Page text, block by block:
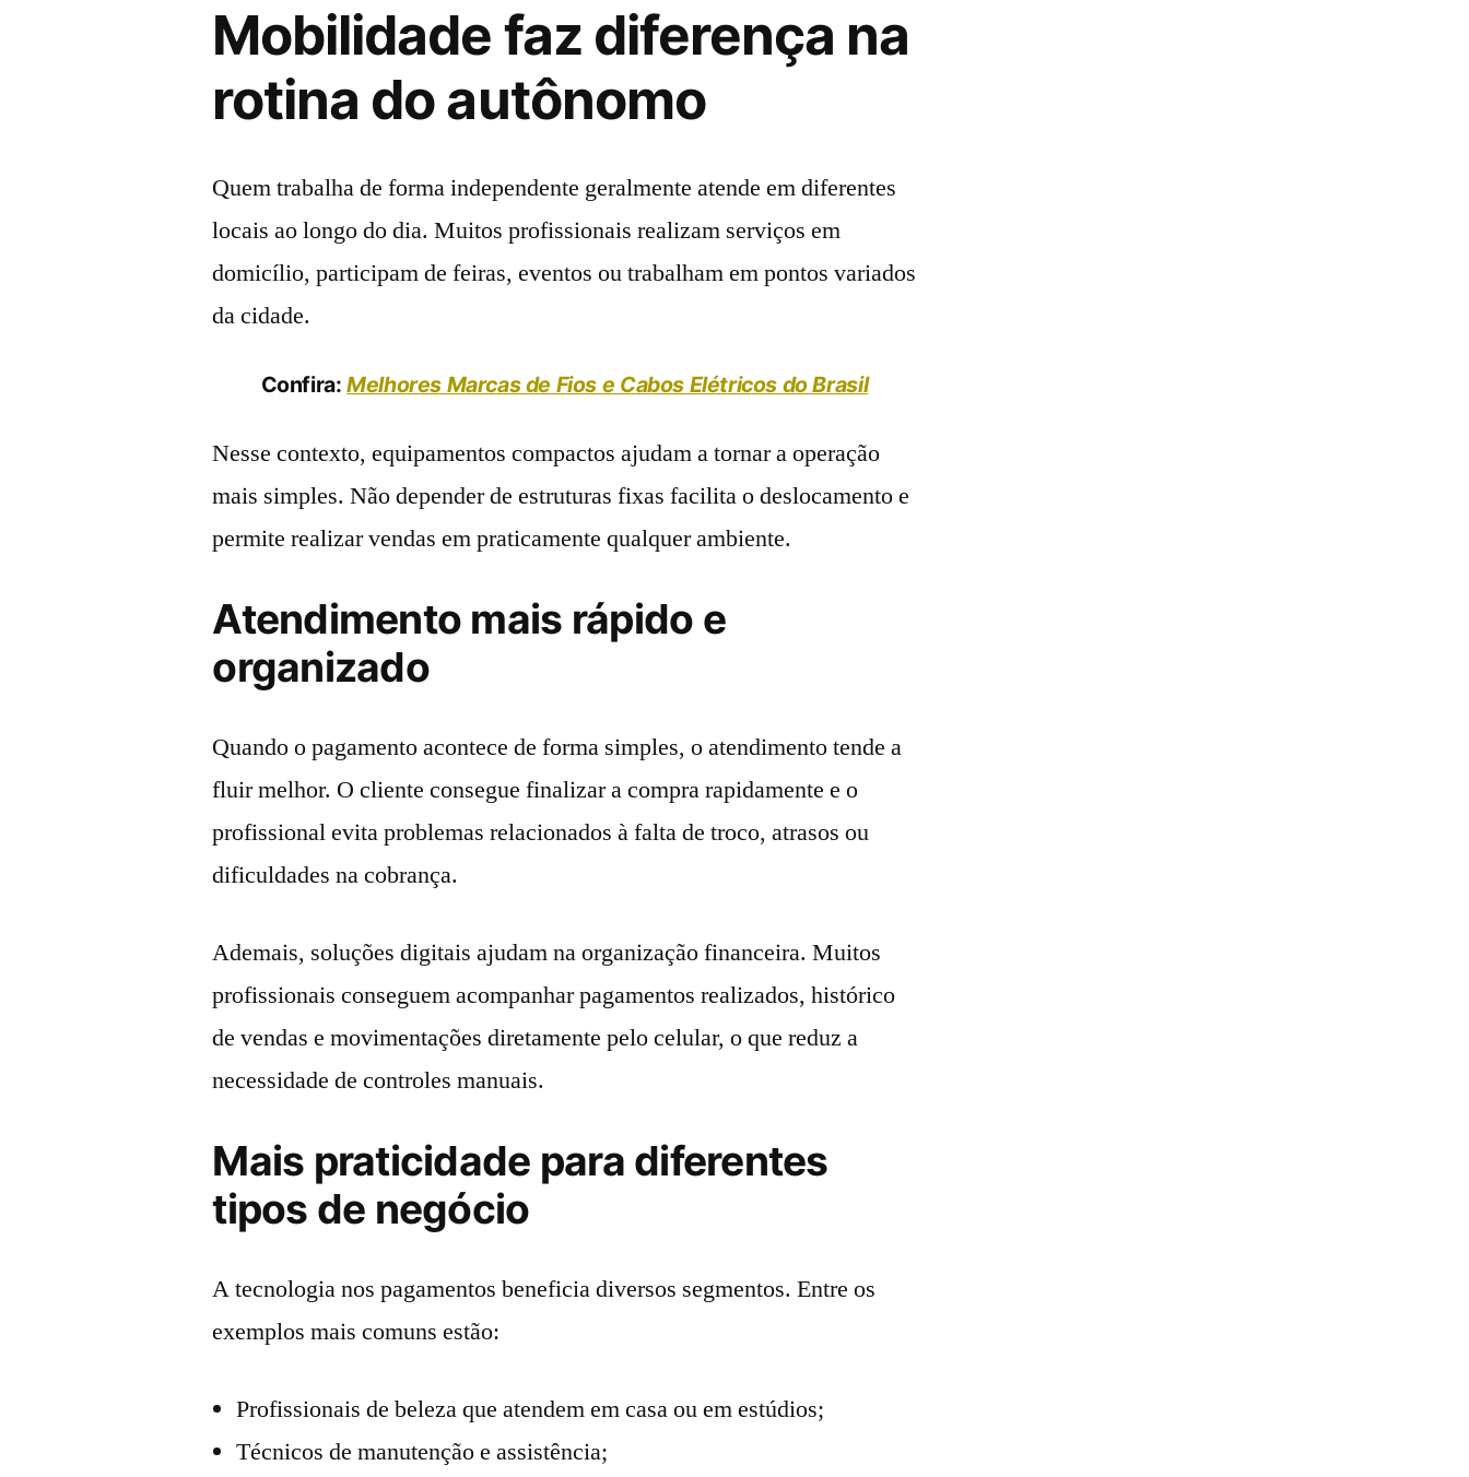
Mobilidade faz diferença na
rotina do autônomo
Quem trabalha de forma independente geralmente atende em diferentes
locais ao longo do dia. Muitos profissionais realizam serviços em
domicílio, participam de feiras, eventos ou trabalham em pontos variados
da cidade.
Confira:Melhores Marcas de Fios e Cabos Elétricos do Brasil
Nesse contexto, equipamentos compactos ajudam a tornar a operação
mais simples. Não depender de estruturas fixas facilita o deslocamento e
permite realizar vendas em praticamente qualquer ambiente.
Atendimento mais rápido e
organizado
Quando o pagamento acontece de forma simples, o atendimento tende a
fluir melhor. O cliente consegue finalizar a compra rapidamente e o
profissional evita problemas relacionados à falta de troco, atrasos ou
dificuldades na cobrança.
Ademais, soluções digitais ajudam na organização financeira. Muitos
profissionais conseguem acompanhar pagamentos realizados, histórico
de vendas e movimentações diretamente pelo celular, o que reduz a
necessidade de controles manuais.
Mais praticidade para diferentes
tipos de negócio
A tecnologia nos pagamentos beneficia diversos segmentos. Entre os
exemplos mais comuns estão:
Profissionais de beleza que atendem em casa ou em estúdios;
Técnicos de manutenção e assistência;